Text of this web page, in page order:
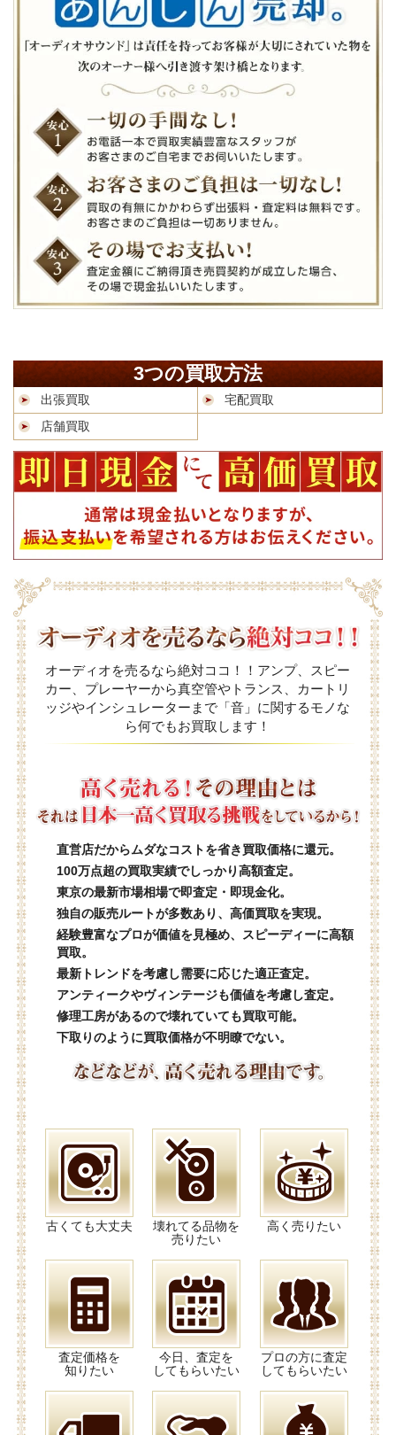
3つの買取方法
出張買取
宅配買取
店舗買取
オーディオを売るなら絶対ココ！！アンプ、スピー
カー、プレーヤーから真空管やトランス、カートリ
ッジやインシュレーターまで「音」に関するモノな
ら何でもお買取します！
直営店だからムダなコストを省き買取価格に還元。
100万点超の買取実績でしっかり高額査定。
東京の最新市場相場で即査定・即現金化。
独自の販売ルートが多数あり、高価買取を実現。
経験豊富なプロが価値を見極め、スピーディーに高額
買取。
最新トレンドを考慮し需要に応じた適正査定。
アンティークやヴィンテージも価値を考慮し査定。
修理工房があるので壊れていても買取可能。
下取りのように買取価格が不明瞭でない。
古くても大丈夫
壊れてる品物を
売りたい
高く売りたい
査定価格を
知りたい
今日、査定を
してもらいたい
プロの方に査定
してもらいたい